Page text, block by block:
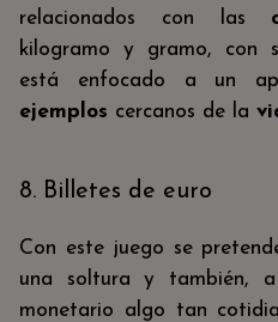
relacionados con las
kilogramo y gramo, con
está enfocado a un
ejemplos cercanos de la
8. Billetes de euro
Con este juego se
una soltura y también,
monetario algo tan